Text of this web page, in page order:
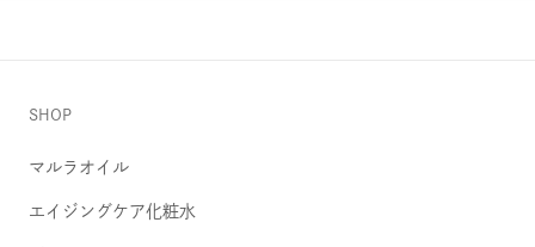
SHOP
マルラオイル
エイジングケア化粧水